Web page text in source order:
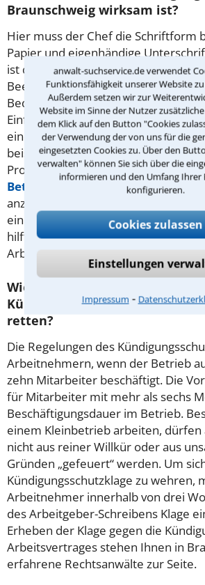
anwalt-suchservice.de verwendet
Funktionsfähigkeit unserer Website
Außerdem setzen wir zur
Website im Sinne der Nutzer
dem Klick auf den Button "Cookies
der Verwendung der von uns für die
eingesetzten Cookies zu. Über den
verwalten" können Sie sich über die
informieren und den Umfang Ihrer
konfigurieren.
Cookies zulassen
Einstellungen
Impressum ⁃
Braunschweig wirksam ist?
Hier muss der Chef die Schriftform
Papier und eigenhändige
ist die elektronische Form. Macht
Beendigung des
Bedingung abhängig, auf den der
Einfluss hat, ist sie unwirksam.
eine dazu berechtigte Person
beispielsweise der Arbeitgeber
Prokurist. Eine weitere Vorschrift
Betriebsrat
– soweit vorhanden –
anzuhören ist. Auch muss der Chef
einhalten. Ein versierter
hilft Ihnen, Argumente gegen die
Arbeitsvertrages zu finden.
Wie kann man mit einer
Kündigungsschutzklage seinen
retten?
Die Regelungen des
Arbeitnehmern, wenn der Betrieb
zehn Mitarbeiter beschäftigt. Die
für Mitarbeiter mit mehr als sechs
Beschäftigungsdauer im Betrieb.
einem Kleinbetrieb arbeiten, dürfen
nicht aus reiner Willkür oder aus
Gründen „gefeuert“ werden. Um
Kündigungsschutzklage zu wehren,
Arbeitnehmer innerhalb von drei
des Arbeitgeber-Schreibens Klage
Erheben der Klage gegen die
Arbeitsvertrages stehen Ihnen in
erfahrene Rechtsanwälte zur Seite.